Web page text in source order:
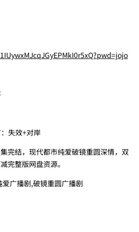
失效+对岸
完结，现代都市纯爱破镜重圆深情，双
完整版网盘资源。
爱广播剧,破镜重圆广播剧